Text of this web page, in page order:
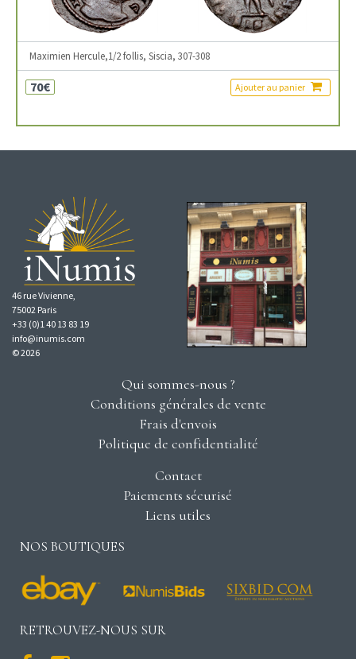
Maximien Hercule,1/2 follis, Siscia, 307-308
70€ Ajouter au panier
46 rue Vivienne,
75002 Paris
+33 (0)1 40 13 83 19
info@inumis.com
© 2026
Qui sommes-nous ?
Conditions générales de vente
Frais d'envois
Politique de confidentialité
Contact
Paiements sécurisé
Liens utiles
NOS BOUTIQUES
RETROUVEZ-NOUS SUR